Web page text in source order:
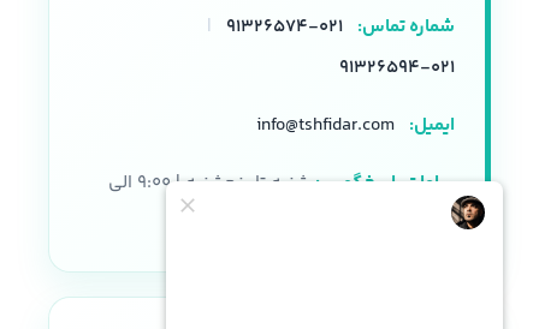
شماره تماس: ۰۲۱-۹۱۳۲۶۵۷۴
|
۰۲۱-۹۱۳۲۶۵۹۴
ایمیل: info@tshfidar.com
ساعات پاسخگویی:
شنبه تا پنجشنبه | ۹:۰۰ الی
۱۸:۰۰